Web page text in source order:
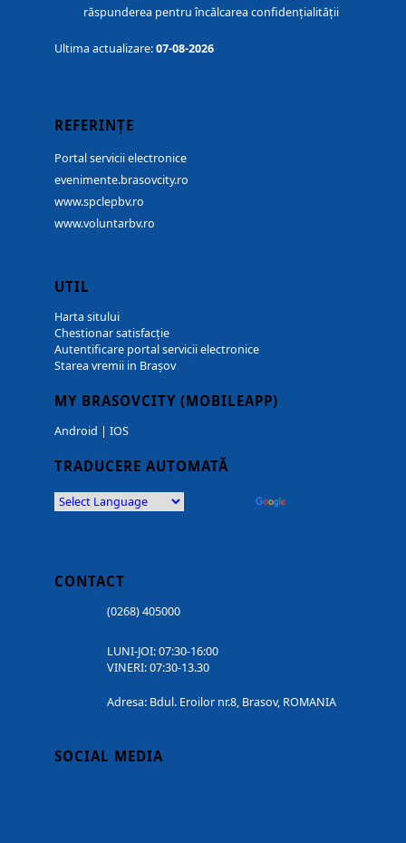
răspunderea pentru încălcarea confidențialității
Ultima actualizare:07-08-2026
REFERINȚE
Portal servicii electronice
evenimente.brasovcity.ro
www.spclepbv.ro
www.voluntarbv.ro
UTIL
Harta sitului
Chestionar satisfacție
Autentificare portal servicii electronice
Starea vremii in Brașov
MY BRASOVCITY (MOBILEAPP)
Android | IOS
TRADUCERE AUTOMATĂ
CONTACT
(0268) 405000
LUNI-JOI: 07:30-16:00
VINERI: 07:30-13.30
Adresa: Bdul. Eroilor nr.8, Brasov, ROMANIA
SOCIAL MEDIA